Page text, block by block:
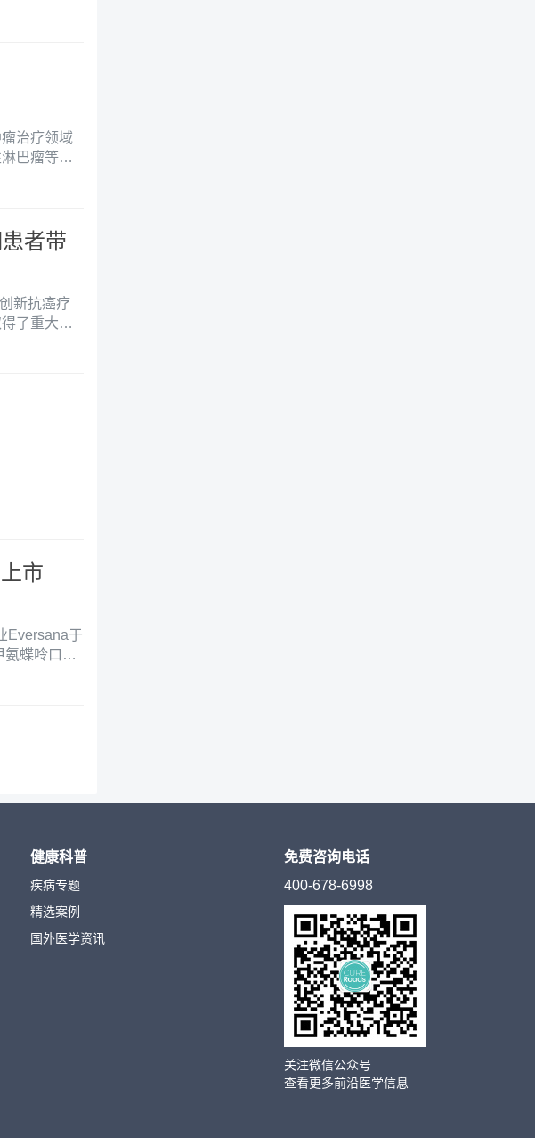
欧盟委员会
治疗领域
巴瘤等造
者带
新抗癌疗
了重大进
盖了多种
市
Eversana于
蝶呤口服
成年急性淋
健康科普
疾病专题
精选案例
国外医学资讯
免费咨询电话
400-678-6998
关注微信公众号
查看更多前沿医学信息